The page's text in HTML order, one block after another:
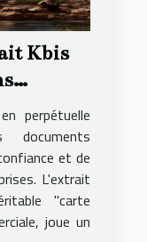
Kbis
impact
perpétuelle
et de
L'extrait
"carte
joue un